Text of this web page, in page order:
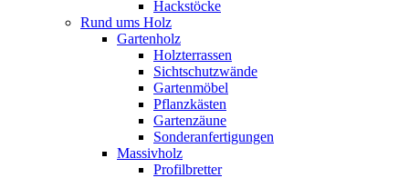
Hackstöcke
Rund ums Holz
Gartenholz
Holzterrassen
Sichtschutzwände
Gartenmöbel
Pflanzkästen
Gartenzäune
Sonderanfertigungen
Massivholz
Profilbretter